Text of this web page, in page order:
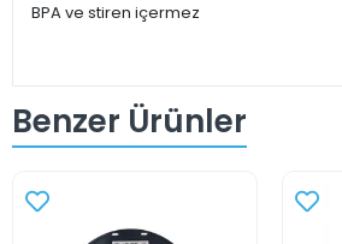
BPA ve stiren içermez
Benzer Ürünler